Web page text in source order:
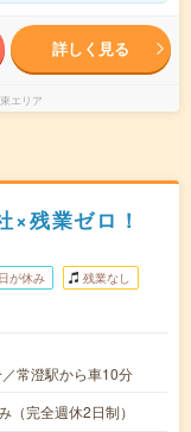
詳しく見る
エリア
×残業ゼロ！
が休み 残業なし
常澄駅から車10分
（完全週休2日制）